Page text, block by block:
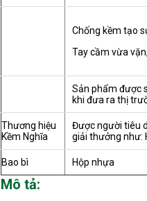
Chống kềm tạo
Tay cầm vừa
Sản phẩm được
khi đưa ra thị
Thương hiệu
Kềm Nghĩa
Được người tiêu
giải thưởng như:
Bao bì Hộp nhựa
Mô tả: